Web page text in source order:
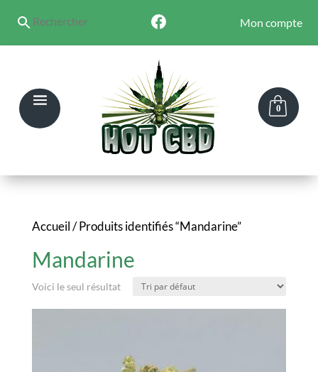
Mon compte
0
Accueil/ Produits identifiés “Mandarine”
Mandarine
Voici le seul résultat